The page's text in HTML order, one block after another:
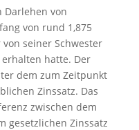
Darlehen von
von rund 1,875
seiner Schwester
hatte. Der
dem zum Zeitpunkt
Zinssatz. Das
zwischen dem
gesetzlichen Zinssatz